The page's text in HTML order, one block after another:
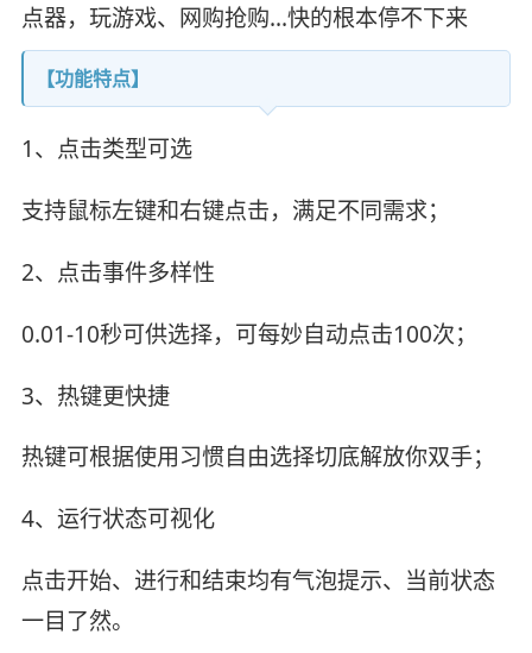
点器，玩游戏、网购抢购...快的根本停不下来
【功能特点】
1、点击类型可选
支持鼠标左键和右键点击，满足不同需求；
2、点击事件多样性
0.01-10秒可供选择，可每妙自动点击100次；
3、热键更快捷
热键可根据使用习惯自由选择切底解放你双手；
4、运行状态可视化
点击开始、进行和结束均有气泡提示、当前状态
一目了然。